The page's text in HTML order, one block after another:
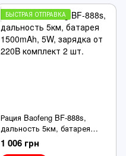
БЫСТРАЯ ОТПРАВКА
Рация Baofeng BF-888s,
дальность 5км, батарея
1500mAh, 5W, зарядка от
220B комплект 2 шт.
1 006 грн